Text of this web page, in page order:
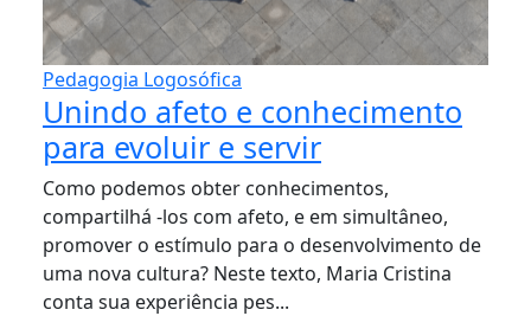
Pedagogia Logosófica
Unindo afeto e conhecimento
para evoluir e servir
Como podemos obter conhecimentos,
compartilhá -los com afeto, e em simultâneo,
promover o estímulo para o desenvolvimento de
uma nova cultura? Neste texto, Maria Cristina
conta sua experiência pes...